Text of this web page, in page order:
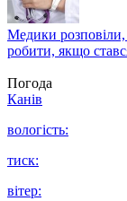
Медики розповіли,
робити, якщо
Погода
Канів
вологість:
тиск:
вітер: